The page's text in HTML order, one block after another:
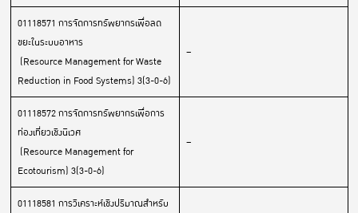
01118571 การจัดการทรัพยากรเพื่อลด
ขยะในระบบอาหาร
(Resource Management for Waste
Reduction in Food Systems) 3(3-0-6)
–
01118572 การจัดการทรัพยากรเพื่อการ
ท่องเที่ยวเชิงนิเวศ
(Resource Management for
Ecotourism) 3(3-0-6)
–
01118581 การวิเคราะห์เชิงปริมาณสำหรับ